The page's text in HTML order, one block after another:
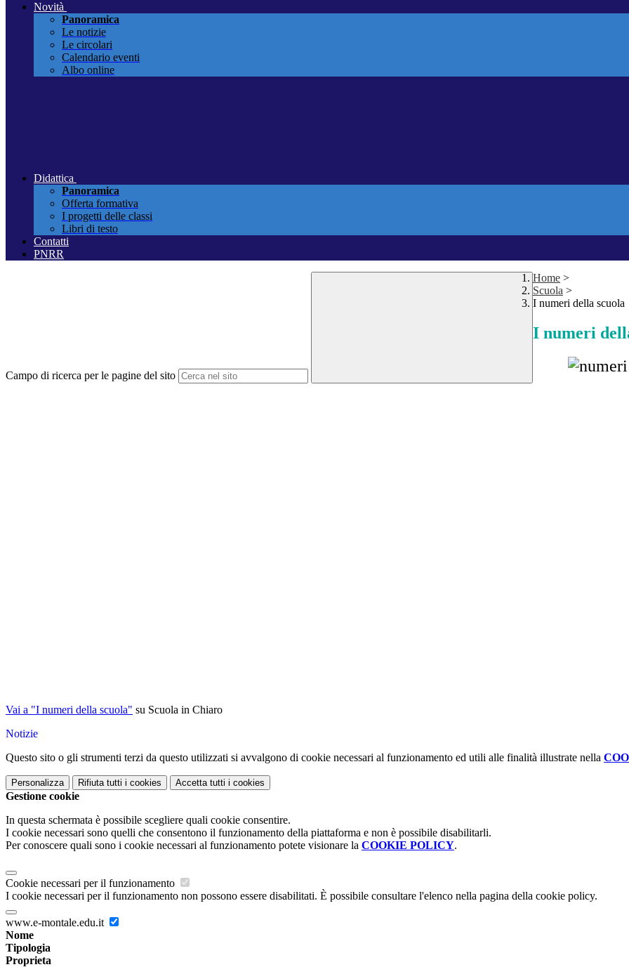
Novità
Panoramica
Le notizie
Le circolari
Calendario eventi
Albo online
Didattica
Panoramica
Offerta formativa
I progetti delle classi
Libri di testo
Contatti
PNRR
Campo di ricerca per le pagine del sito
Home >
Scuola >
I numeri della scuola
I numeri
Vai a "I numeri della scuola" su Scuola in Chiaro
Notizie
Questo sito o gli strumenti terzi da questo utilizzati si avvalgono di cookie necessari al funzionamento ed utili alle finalità illustrate nella
Personalizza Rifiuta tutti i cookies Accetta tutti i cookies
Gestione cookie
In questa schermata è possibile scegliere quali cookie consentire.
I cookie necessari sono quelli che consentono il funzionamento della piattaforma e non è possibile disabilitarli.
Per conoscere quali sono i cookie necessari al funzionamento potete visionare la COOKIE POLICY.
Cookie necessari per il funzionamento
I cookie necessari per il funzionamento non possono essere disabilitati. È possibile consultare l'elenco nella pagina della cookie policy.
www.e-montale.edu.it
Nome
Tipologia
Proprieta